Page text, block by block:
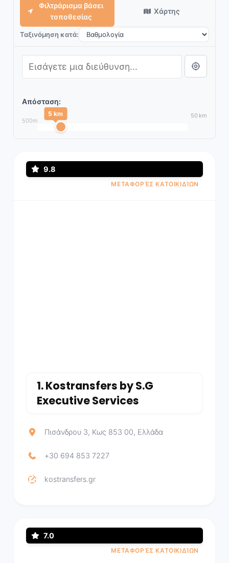
Φιλτράρισμα βάσει
τοποθεσίας
Χάρτης
Ταξινόμηση κατά:
Απόσταση:
500m
5 km 50 km
9.8
ΜΕΤΑΦΟΡΈΣ ΚΑΤΟΙΚΙΔΊΩΝ
1.Kostransfers by S.G
Executive Services
Πισάνδρου 3, Κως 853 00, Ελλάδα
+30 694 853 7227
kostransfers.gr
7.0
ΜΕΤΑΦΟΡΈΣ ΚΑΤΟΙΚΙΔΊΩΝ